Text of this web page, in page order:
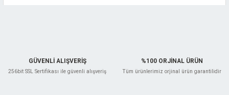
GÜVENLİ ALIŞVERİŞ
256bit SSL Sertifikası ile güvenli alışveriş
%100 ORJİNAL ÜRÜN
Tüm ürünlerimiz orjinal ürün garantilidir